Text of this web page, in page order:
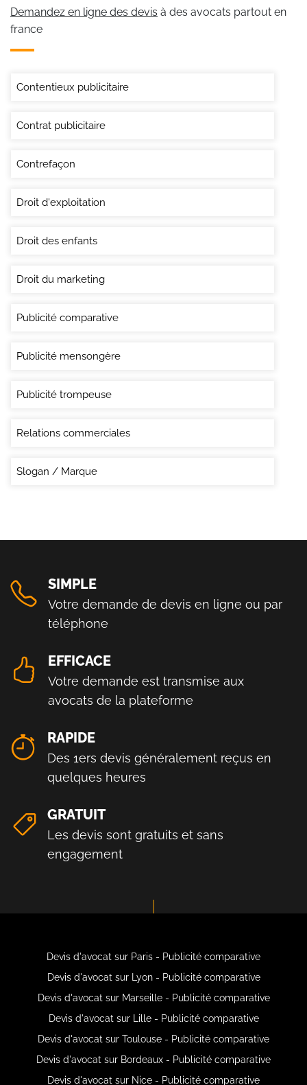
Demandez en ligne des devis à des avocats partout en
france
Contentieux publicitaire
Contrat publicitaire
Contrefaçon
Droit d'exploitation
Droit des enfants
Droit du marketing
Publicité comparative
Publicité mensongère
Publicité trompeuse
Relations commerciales
Slogan / Marque
SIMPLE
Votre demande de devis en ligne ou par
téléphone
EFFICACE
Votre demande est transmise aux
avocats de la plateforme
RAPIDE
Des 1ers devis généralement reçus en
quelques heures
GRATUIT
Les devis sont gratuits et sans
engagement
Devis d'avocat sur Paris - Publicité comparative
Devis d'avocat sur Lyon - Publicité comparative
Devis d'avocat sur Marseille - Publicité comparative
Devis d'avocat sur Lille - Publicité comparative
Devis d'avocat sur Toulouse - Publicité comparative
Devis d'avocat sur Bordeaux - Publicité comparative
Devis d'avocat sur Nice - Publicité comparative